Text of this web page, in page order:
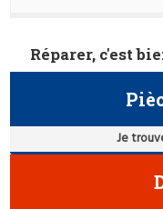
Réparer, c'est
Je